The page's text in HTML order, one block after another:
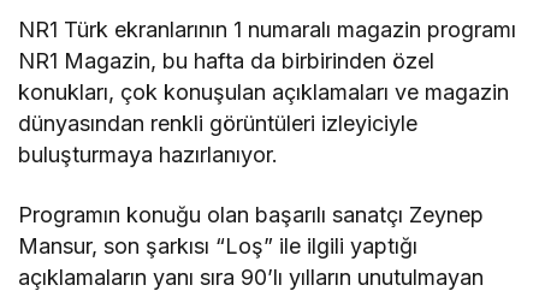
NR1 Türk ekranlarının 1 numaralı magazin programı
NR1 Magazin, bu hafta da birbirinden özel
konukları, çok konuşulan açıklamaları ve magazin
dünyasından renkli görüntüleri izleyiciyle
buluşturmaya hazırlanıyor.
Programın konuğu olan başarılı sanatçı Zeynep
Mansur, son şarkısı “Loş” ile ilgili yaptığı
açıklamaların yanı sıra 90’lı yılların unutulmayan